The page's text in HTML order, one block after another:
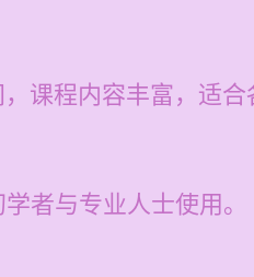
课程内容丰富，适合
者与专业人士使用。